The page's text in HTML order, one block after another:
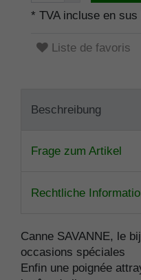
* TVA incluse en sus
Liste de favoris
Beschreibung
Frage zum Artikel
Rechtliche
Canne SAVANNE, le
occasions spéciales
Enfin une poignée